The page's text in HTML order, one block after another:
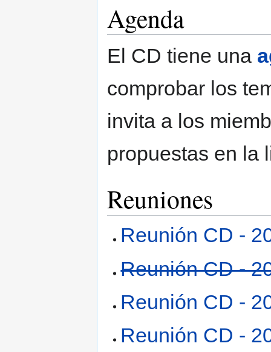
Agenda
El CD tiene una
comprobar los
invita a los
propuestas en la
Reuniones
Reunión CD -
Reunión CD -
Reunión CD -
Reunión CD -